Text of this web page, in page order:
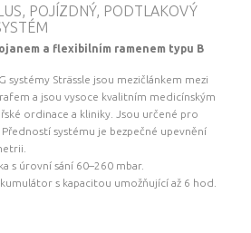
B: • robustní provedení a spolehlivá kvalita •
pro praktickou a snadnou manipulaci •
• velký dosah – cca 130 cm • horizontální
tlumením a bezpečnostním dorazem
roky – bezpečnostně-technická kontrola
POJÍZDNÝ, PODTLAKOVÝ
a flexibilním ramenem typu B
Strässle jsou mezičlánkem mezi
a jsou vysoce kvalitním medicínským
ordinace a kliniky. Jsou určené pro
systému je bezpečné upevnění
s úrovní sání 60–260 mbar.
s kapacitou umožňující až 6 hod.